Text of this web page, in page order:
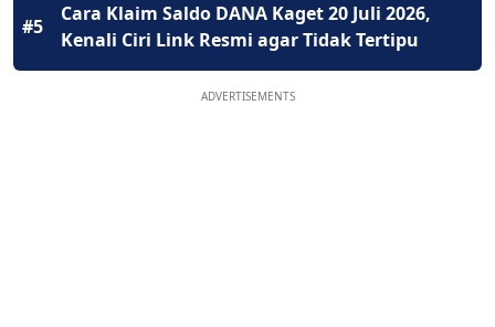
#5
Cara Klaim Saldo DANA Kaget 20 Juli 2026,
Kenali Ciri Link Resmi agar Tidak Tertipu
ADVERTISEMENTS